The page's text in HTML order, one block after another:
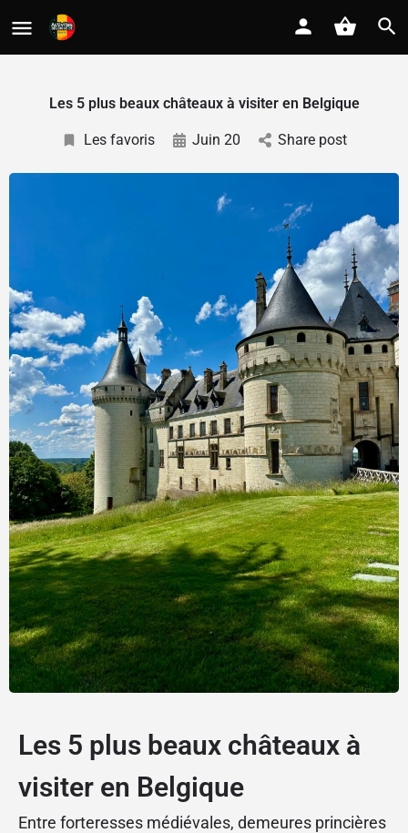
Les 5 plus beaux châteaux à visiter en Belgique
Les favoris Juin 20 Share post
Les 5 plus beaux châteaux à
visiter en Belgique
Entre forteresses médiévales, demeures princières